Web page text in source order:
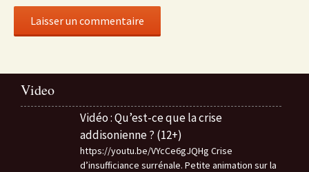
Video
Vidéo : Qu’est-ce que la crise
addisonienne ? (12+)
https://youtu.be/VYcCe6gJQHg Crise
d’insufficiance surrénale. Petite animation sur la